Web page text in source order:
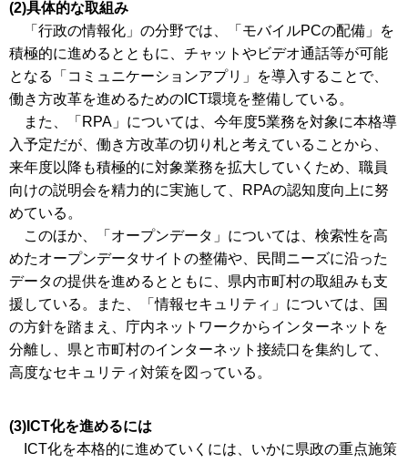
(2)具体的な取組み
「行政の情報化」の分野では、「モバイルPCの配備」を
積極的に進めるとともに、チャットやビデオ通話等が可能
となる「コミュニケーションアプリ」を導入することで、
働き方改革を進めるためのICT環境を整備している。
また、「RPA」については、今年度5業務を対象に本格導
入予定だが、働き方改革の切り札と考えていることから、
来年度以降も積極的に対象業務を拡大していくため、職員
向けの説明会を精力的に実施して、RPAの認知度向上に努
めている。
このほか、「オープンデータ」については、検索性を高
めたオープンデータサイトの整備や、民間ニーズに沿った
データの提供を進めるとともに、県内市町村の取組みも支
援している。また、「情報セキュリティ」については、国
の方針を踏まえ、庁内ネットワークからインターネットを
分離し、県と市町村のインターネット接続口を集約して、
高度なセキュリティ対策を図っている。
(3)ICT化を進めるには
ICT化を本格的に進めていくには、いかに県政の重点施策